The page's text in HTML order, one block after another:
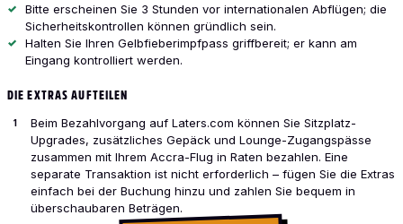
Bitte erscheinen Sie 3 Stunden vor internationalen Abflügen; die
Sicherheitskontrollen können gründlich sein.
Halten Sie Ihren Gelbfieberimpfpass griffbereit; er kann am
Eingang kontrolliert werden.
DIE EXTRAS AUFTEILEN
Beim Bezahlvorgang auf Laters.com können Sie Sitzplatz-
Upgrades, zusätzliches Gepäck und Lounge-Zugangspässe
zusammen mit Ihrem Accra-Flug in Raten bezahlen. Eine
separate Transaktion ist nicht erforderlich – fügen Sie die Extras
einfach bei der Buchung hinzu und zahlen Sie bequem in
überschaubaren Beträgen.